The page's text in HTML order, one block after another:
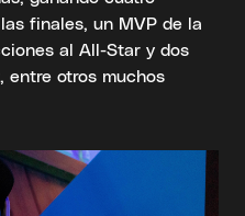
finales, un MVP de la
al All-Star y dos
entre otros muchos